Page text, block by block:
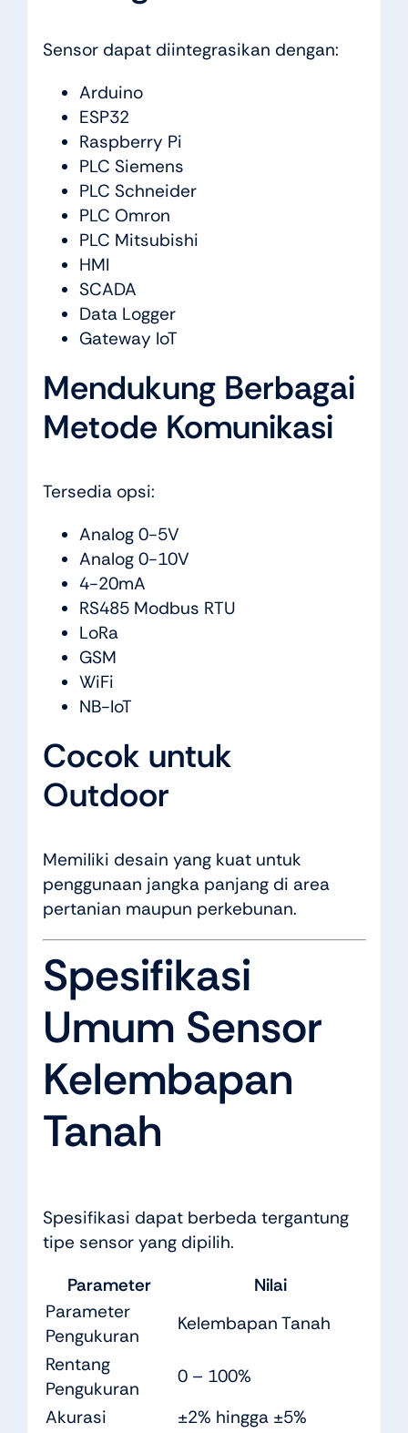
Sensor dapat diintegrasikan dengan:
Arduino
ESP32
Raspberry Pi
PLC Siemens
PLC Schneider
PLC Omron
PLC Mitsubishi
HMI
SCADA
Data Logger
Gateway IoT
Mendukung Berbagai
Metode Komunikasi
Tersedia opsi:
Analog 0-5V
Analog 0-10V
4-20mA
RS485 Modbus RTU
LoRa
GSM
WiFi
NB-IoT
Cocok untuk
Outdoor
Memiliki desain yang kuat untuk
penggunaan jangka panjang di area
pertanian maupun perkebunan.
Spesifikasi
Umum Sensor
Kelembapan
Tanah
Spesifikasi dapat berbeda tergantung
tipe sensor yang dipilih.
Parameter
Nilai
Parameter
Pengukuran
Kelembapan Tanah
Rentang
Pengukuran
0 – 100%
Akurasi
±2% hingga ±5%